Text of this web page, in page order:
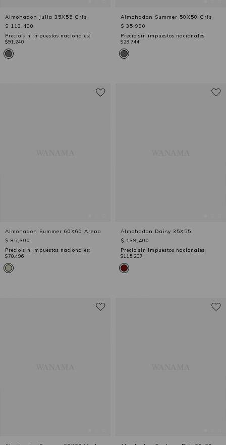
Almohadon Julia 35X55 Gris
$ 110,400
Precio sin impuestos nacionales:
$91,240
Almohadon Summer 50X50 Gris
$ 35,990
Precio sin impuestos nacionales:
$29,744
Almohadon Summer 60X60 Arena
$ 85,300
Precio sin impuestos nacionales:
$70,496
Almohadon Daisy 35X55
$ 139,400
Precio sin impuestos nacionales:
$115,207